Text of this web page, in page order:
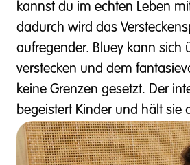
kannst du im echten Leben
dadurch wird das
aufregender. Bluey kann sich
verstecken und dem
keine Grenzen gesetzt. Der
begeistert Kinder und hält sie